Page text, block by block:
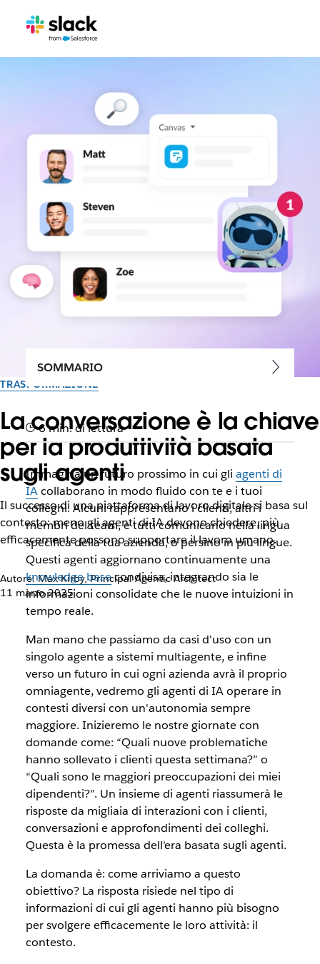
TRASFORMAZIONE
La conversazione è la chiave
per la produttività basata
sugli agenti
Il successo di una piattaforma di lavoro digitale si basa sul
contesto: meno gli agenti di IA devono chiedere, più
efficacemente possono supportare il lavoro umano.
Autore: Max Kirby, Principal Agentic Architect
11 marzo 2025
SOMMARIO
6 min. di lettura
Immagina un futuro prossimo in cui gli agenti di
IAcollaborano in modo fluido con te e i tuoi
colleghi. Alcuni rappresentano i clienti, altri i
membri del team, e tutti comunicano nella lingua
specifica della tua azienda, o persino in più lingue.
Questi agenti aggiornano continuamente una
knowledge basecondivisa, integrando sia le
informazioni consolidate che le nuove intuizioni in
tempo reale.
Man mano che passiamo da casi d'uso con un
singolo agente a sistemi multiagente, e infine
verso un futuro in cui ogni azienda avrà il proprio
omniagente, vedremo gli agenti di IA operare in
contesti diversi con un'autonomia sempre
maggiore. Inizieremo le nostre giornate con
domande come: “Quali nuove problematiche
hanno sollevato i clienti questa settimana?” o
“Quali sono le maggiori preoccupazioni dei miei
dipendenti?”. Un insieme di agenti riassumerà le
risposte da migliaia di interazioni con i clienti,
conversazioni e approfondimenti dei colleghi.
Questa è la promessa dell'era basata sugli agenti.
La domanda è: come arriviamo a questo
obiettivo? La risposta risiede nel tipo di
informazioni di cui gli agenti hanno più bisogno
per svolgere efficacemente le loro attività: il
contesto.